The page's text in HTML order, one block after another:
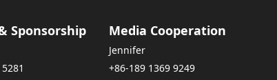
Sponsorship Media Cooperation
Jennifer
+86-189 1369 9249